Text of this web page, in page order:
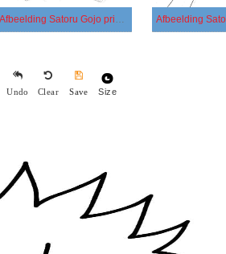
Afbeelding Satoru Gojo printbaar
Undo Clear Save Size